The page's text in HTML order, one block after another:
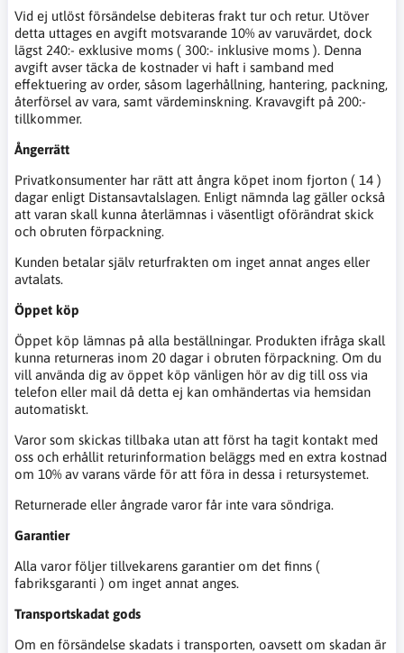
Vid ej utlöst försändelse debiteras frakt tur och retur. Utöver
detta uttages en avgift motsvarande 10% av varuvärdet, dock
lägst 240:- exklusive moms ( 300:- inklusive moms ). Denna
avgift avser täcka de kostnader vi haft i samband med
effektuering av order, såsom lagerhållning, hantering, packning,
återförsel av vara, samt värdeminskning. Kravavgift på 200:-
tillkommer.
Ångerrätt
Privatkonsumenter har rätt att ångra köpet inom fjorton ( 14 )
dagar enligt Distansavtalslagen. Enligt nämnda lag gäller också
att varan skall kunna återlämnas i väsentligt oförändrat skick
och obruten förpackning.
Kunden betalar själv returfrakten om inget annat anges eller
avtalats.
Öppet köp
Öppet köp lämnas på alla beställningar. Produkten ifråga skall
kunna returneras inom 20 dagar i obruten förpackning. Om du
vill använda dig av öppet köp vänligen hör av dig till oss via
telefon eller mail då detta ej kan omhändertas via hemsidan
automatiskt.
Varor som skickas tillbaka utan att först ha tagit kontakt med
oss och erhållit returinformation beläggs med en extra kostnad
om 10% av varans värde för att föra in dessa i retursystemet.
Returnerade eller ångrade varor får inte vara söndriga.
Garantier
Alla varor följer tillvekarens garantier om det finns (
fabriksgaranti ) om inget annat anges.
Transportskadat gods
Om en försändelse skadats i transporten, oavsett om skadan är